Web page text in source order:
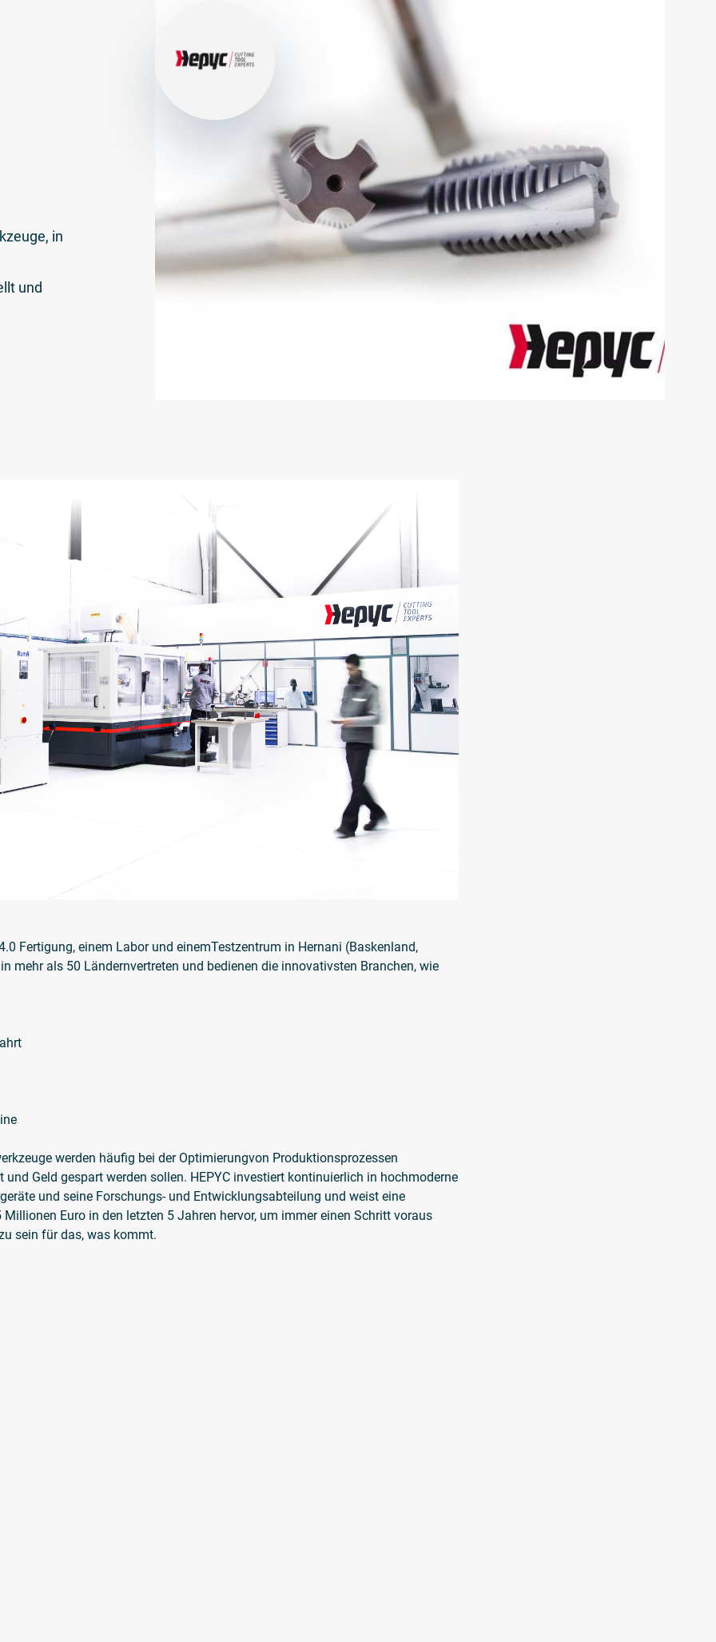
in
und
Fertigung, einem Labor und einemTestzentrum in Hernani (Baskenland,
mehr als 50 Ländernvertreten und bedienen die innovativsten Branchen, wie
werden häufig bei der Optimierungvon Produktionsprozessen
und Geld gespart werden sollen. HEPYC investiert kontinuierlich in hochmoderne
und seine Forschungs- und Entwicklungsabteilung und weist eine
Euro in den letzten 5 Jahren hervor, um immer einen Schritt voraus
sein für das, was kommt.